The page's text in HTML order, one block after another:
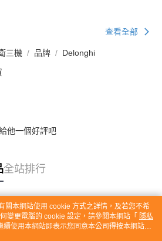
查看全部
三機 品牌 Delonghi
他一個好評吧
全站排行
關本網站使用 cookie 方式之詳情，及若您不希
變更電腦的 cookie 設定，請參閱本網站「 隱私
續使用本網站即表示您同意本公司得按本網站使
。